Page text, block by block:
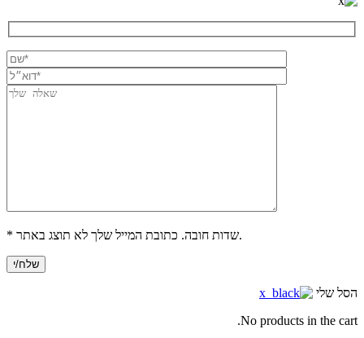
* שדות חובה. כתובת המייל שלך לא תוצג באתר.
הסל שלי
No products in the cart.